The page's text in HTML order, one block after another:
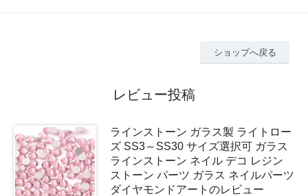
ショップへ戻る
レビュー投稿
ラインストーン ガラス製 ライトロー
ズ SS3～SS30 サイズ選択可 ガラス
ラインストーン ネイル デコ レジン
ストーン パーツ ガラス ネイルパーツ
ダイヤモンドアートのレビュー